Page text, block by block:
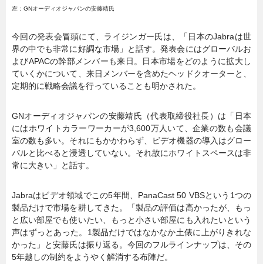
左：GNオーディオジャパンの安藤靖氏
今回の発表会冒頭にて、ライジンガー氏は、「日本のJabraは世
界の中でも非常に好調な市場」と話す。発表会にはグローバルお
よびAPACの幹部メンバーも来日。日本市場をどのように拡大し
ていくかについて、来日メンバーを含めたヘッドクオーターと、
定期的に戦略会議を行っていることも明かされた。
GNオーディオジャパンの安藤靖氏（代表取締役社長）は「日本
にはホワイトカラーワーカーが3,600万人いて、企業の数も会議
室の数も多い。それにもかかわらず、ビデオ機器の導入はグロー
バルと比べると浸透していない。それ故にホワイトスペースは非
常に大きい」と話す。
Jabraはビデオ領域でこの5年間、PanaCast 50 VBSという1つの
製品だけで市場を耕してきた。「製品の評価は高かったが、もっ
と広い部屋でも使いたい、もっと小さい部屋にも入れたいという
声はずっとあった。1製品だけではなかなか土俵に上がりきれな
かった」と安藤氏は振り返る。今回のフルラインナップは、その
5年越しの制約をようやく解消する布陣だ。